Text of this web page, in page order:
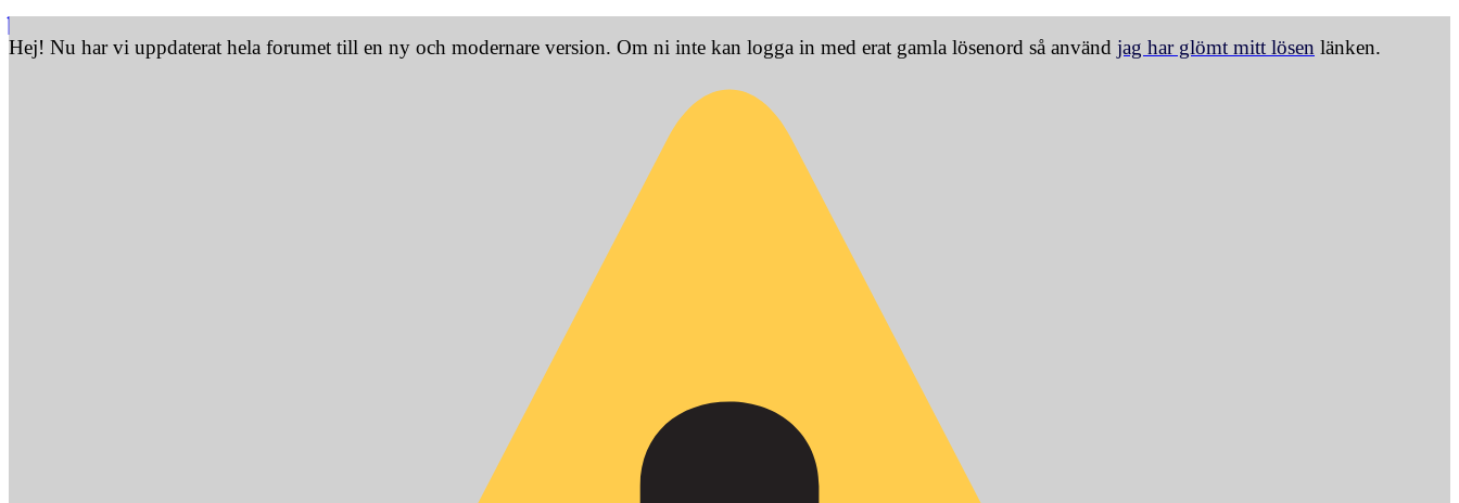
Hej! Nu har vi uppdaterat hela forumet till en ny och modernare version. Om ni inte kan logga in med erat gamla lösenord så använd jag har glömt mitt lösen länken.